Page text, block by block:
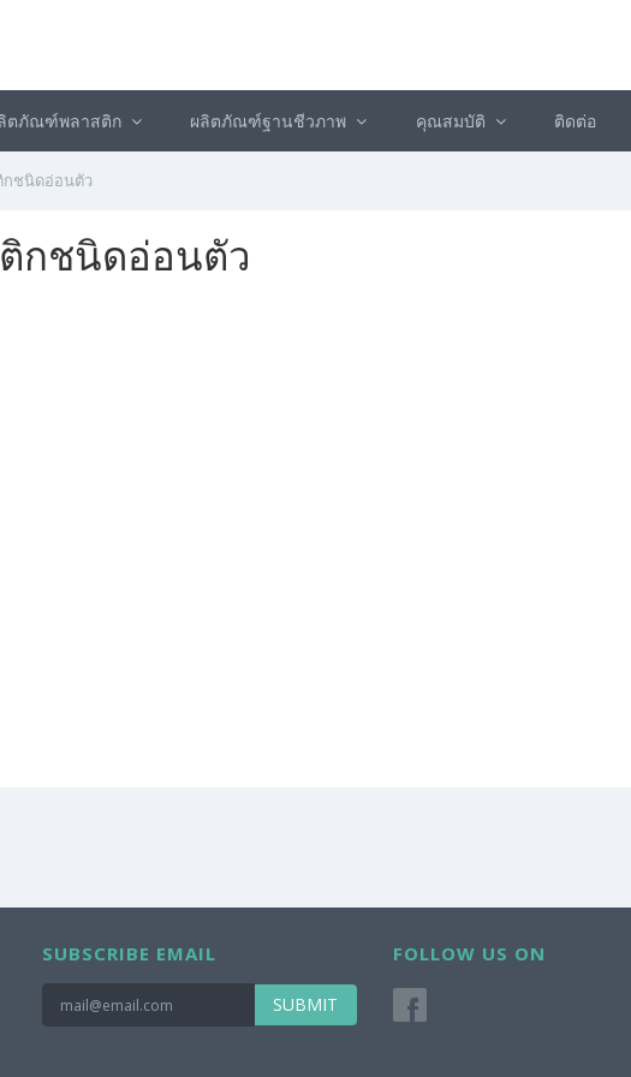
ตภัณฑ์พลาสติก ผลิตภัณฑ์ฐานชีวภาพ คุณสมบัติ ติดต่อ
ชนิดอ่อนตัว
กชนิดอ่อนตัว
SUBSCRIBE EMAIL
SUBMIT
FOLLOW US ON